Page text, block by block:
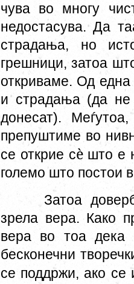
чува во многу
недостасува. Да
страдања, но
грешници, затоа
откриваме. Од
и страдања (да не
донесат).
препуштиме во
се открие сèшто е
големо што постои
Затоа
зрела вера. Како
вера во тоа дека
бесконечнитворе
се поддржи, ако се